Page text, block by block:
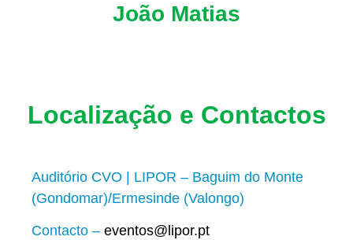
João Matias
Localização e Contactos
Auditório CVO | LIPOR – Baguim do Monte
(Gondomar)/Ermesinde (Valongo)
Contacto – eventos@lipor.pt